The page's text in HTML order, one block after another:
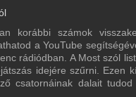
korábbi számok
a YouTube
rádiódban. A Most szól
idejére szűrni. Ezen
csatornáinak dalait